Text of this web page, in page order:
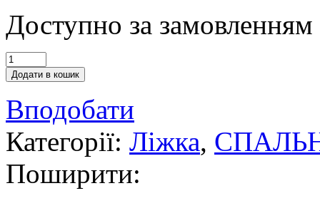
Доступно за замовленням
Додати в кошик
Вподобати
Категорії: Ліжка,
Поширити: